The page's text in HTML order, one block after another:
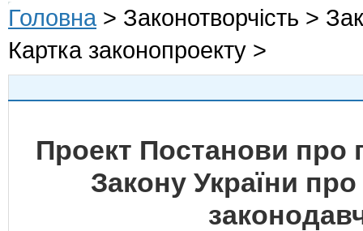
Головна > Законотворчість >
Картка законопроекту >
Проект Постанови про
Закону України